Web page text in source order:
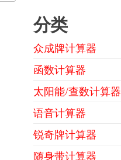
分类
众成牌计算器
函数计算器
太阳能/查数计算器
语音计算器
锐奇牌计算器
随身带计算器